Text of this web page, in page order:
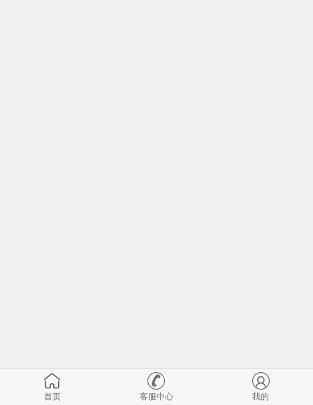
首页 客服中心 我的